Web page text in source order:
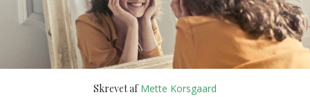
Skrevet af Mette Korsgaard